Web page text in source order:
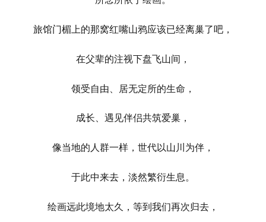
旅馆门楣上的那窝红嘴山鸦应该已经离巢了吧，
在父辈的注视下盘飞山间，
领受自由、 居无定所的生命，
成长、遇见伴侣共筑爱巢，
像当地的人群一样，世代以山川为伴，
于此中来去，淡然繁衍生息。
绘画远此境地太久，等到我们再次归去，